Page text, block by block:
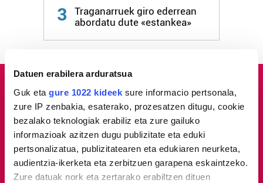
Datuen erabilera arduratsua
Guk eta gure 1022 kideek sure informacio pertsonala,
zure IP zenbakia, esaterako, prozesatzen ditugu, cookie
bezalako teknologiak erabiliz eta zure gailuko
informazioak azitzen dugu publizitate eta eduki
pertsonalizatua, publizitatearen eta edukiaren neurketa,
audientzia-ikerketa eta zerbitzuen garapena eskaintzeko.
Zure datuak nork eta zertarako erabiltzen dituen
3
Traganarruek giro ederrean
abordatu dute «estankea»